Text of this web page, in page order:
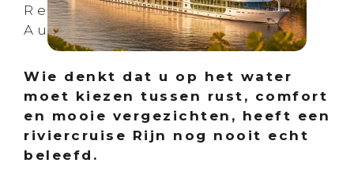
Wie denkt dat u op het water
moet kiezen tussen rust, comfort
en mooie vergezichten, heeft een
riviercruise Rijn nog nooit echt
beleefd.